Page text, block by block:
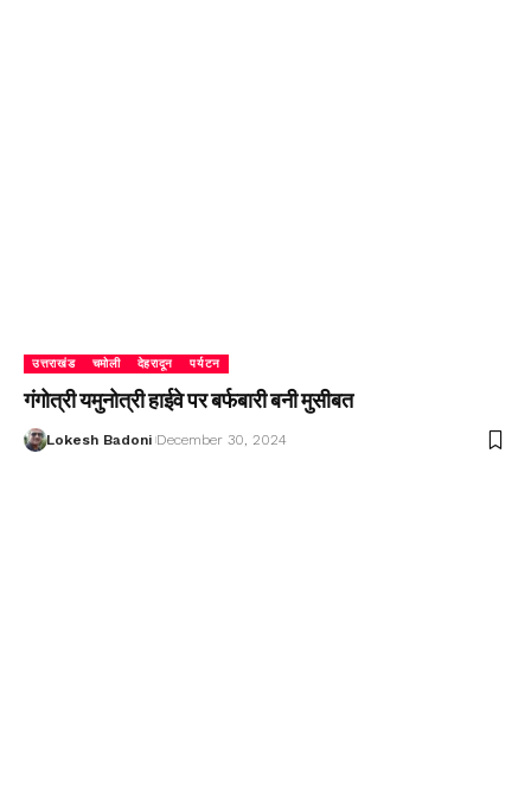
उत्तराखंड चमोली देहरादून पर्यटन
गंगोत्री यमुनोत्री हाईवे पर बर्फबारी बनी मुसीबत
Lokesh Badoni December 30, 2024